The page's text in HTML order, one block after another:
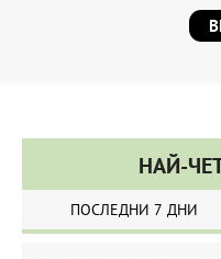
НАЙ-
ПОСЛЕДНИ 7 ДНИ